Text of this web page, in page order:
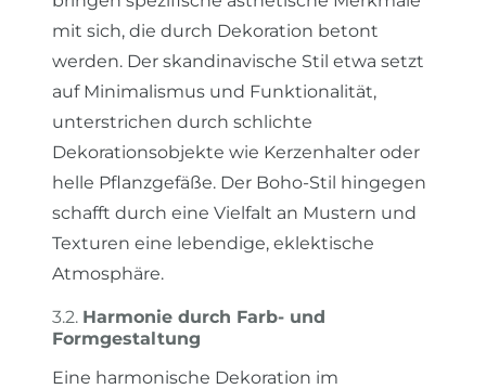
mit sich, die durch Dekoration betont
werden. Der skandinavische Stil etwa setzt
auf Minimalismus und Funktionalität,
unterstrichen durch schlichte
Dekorationsobjekte wie Kerzenhalter oder
helle Pflanzgefäße. Der Boho-Stil hingegen
schafft durch eine Vielfalt an Mustern und
Texturen eine lebendige, eklektische
Atmosphäre.
3.2. Harmonie durch Farb- und
Formgestaltung
Eine harmonische Dekoration im